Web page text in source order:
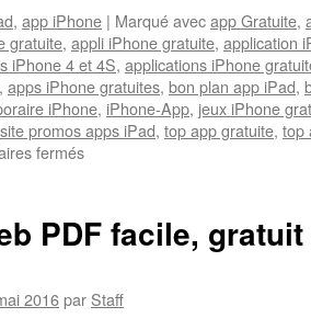
, app iPhone | Marqué avecapp Gratuite,
gratuite, appli iPhone gratuite, application
iPhone 4 et 4S, applications iPhone
, apps iPhone gratuites, bon plan app iPad,
iPhone, iPhone-App, jeux iPhone
site promos apps iPad, top app gratuite, top
ferméssur
Deux
pour
PDF facile,
2016par Staff